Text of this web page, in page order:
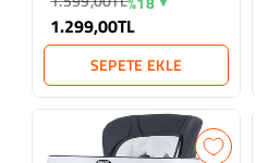
1.299,00TL
SEPETE EKLE